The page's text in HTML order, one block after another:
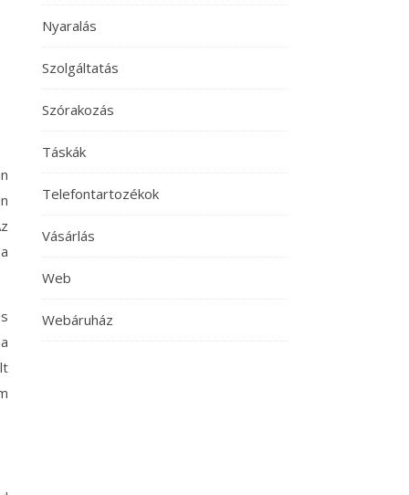
Nyaralás
Szolgáltatás
Szórakozás
Táskák
Telefontartozékok
Vásárlás
Web
Webáruház